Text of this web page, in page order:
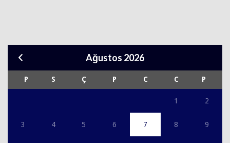
Ağustos 2026
P S Ç P C C P
1 2
3 4 5 6 7 8 9